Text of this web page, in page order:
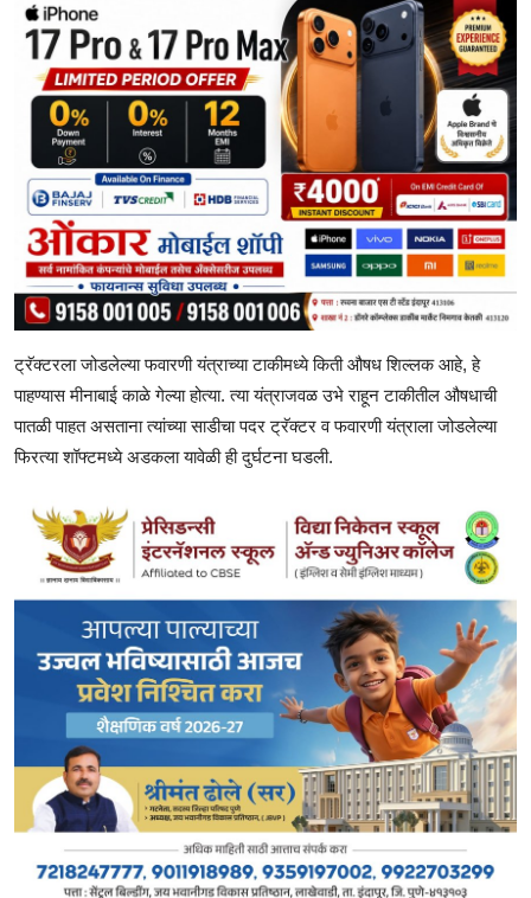
ट्रॅक्टरला जोडलेल्या फवारणी यंत्राच्या टाकीमध्ये किती औषध शिल्लक आहे, हे
पाहण्यास मीनाबाई काळे गेल्या होत्या. त्या यंत्राजवळ उभे राहून टाकीतील औषधाची
पातळी पाहत असताना त्यांच्या साडीचा पदर ट्रॅक्टर व फवारणी यंत्राला जोडलेल्या
फिरत्या शॉफ्टमध्ये अडकला यावेळी ही दुर्घटना घडली.